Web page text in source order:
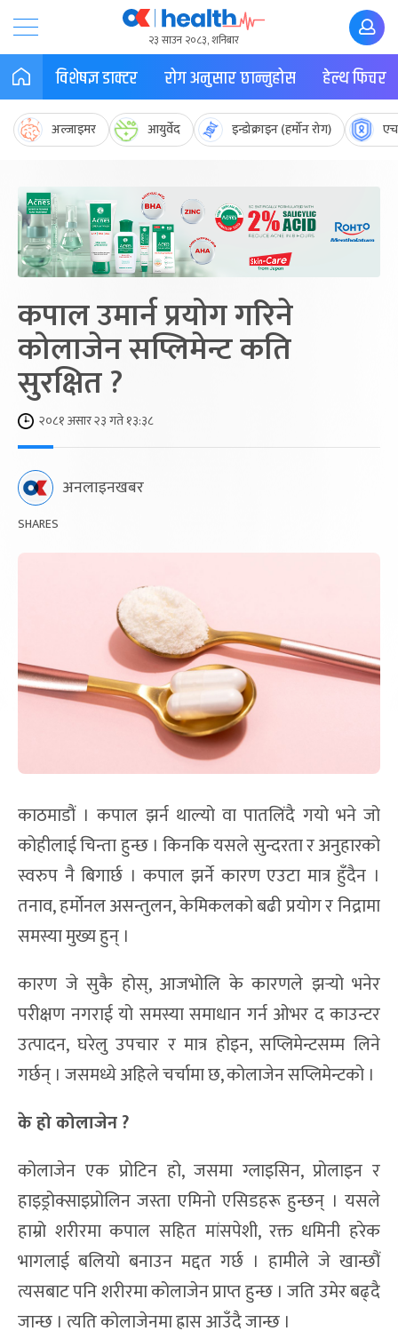
२३ साउन २०८३, शनिबार
विशेषज्ञ डाक्टर रोग अनुसार छान्नुहोस हेल्थ फिचर
अल्जाइमर आयुर्वेद इन्डोक्राइन (हर्मोन रोग)
कपाल उमार्न प्रयोग गरिने
कोलाजेन सप्लिमेन्ट कति
सुरक्षित ?
२०८१ असार २३ गते १३:३८
अनलाइनखबर
SHARES
काठमाडौं । कपाल झर्न थाल्यो वा पातलिंदै गयो भने जो
कोहीलाई चिन्ता हुन्छ । किनकि यसले सुन्दरता र अनुहारको
स्वरुप नै बिगार्छ । कपाल झर्ने कारण एउटा मात्र हुँदैन ।
तनाव, हर्मोनल असन्तुलन, केमिकलको बढी प्रयोग र निद्रामा
समस्या मुख्य हुन् ।
कारण जे सुकै होस्, आजभोलि के कारणले झर्‍यो भनेर
परीक्षण नगराई यो समस्या समाधान गर्न ओभर द काउन्टर
उत्पादन, घरेलु उपचार र मात्र होइन, सप्लिमेन्टसम्म लिने
गर्छन् । जसमध्ये अहिले चर्चामा छ, कोलाजेन सप्लिमेन्टको ।
के हो कोलाजेन ?
कोलाजेन एक प्रोटिन हो, जसमा ग्लाइसिन, प्रोलाइन र
हाइड्रोक्साइप्रोलिन जस्ता एमिनो एसिडहरू हुन्छन् । यसले
हाम्रो शरीरमा कपाल सहित मांसपेशी, रक्त धमिनी हरेक
भागलाई बलियो बनाउन मद्दत गर्छ । हामीले जे खान्छौं
त्यसबाट पनि शरीरमा कोलाजेन प्राप्त हुन्छ । जति उमेर बढ्दै
जान्छ । त्यति कोलाजेनमा ह्रास आउँदै जान्छ ।